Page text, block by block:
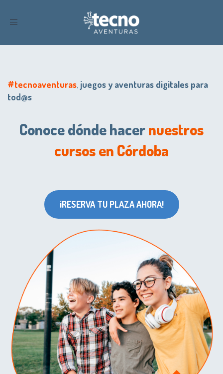
Toggle
#tecnoaventuras, juegos y aventuras digitales para
tod@s
Conoce dónde hacernuestros
cursos en Córdoba
¡RESERVA TU PLAZA AHORA!